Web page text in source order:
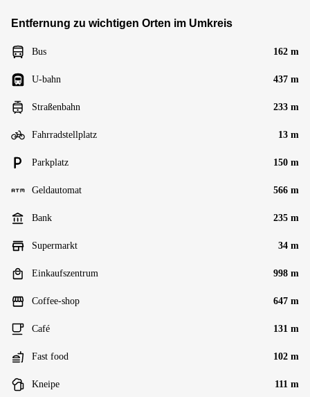
Entfernung zu wichtigen Orten im Umkreis
Bus 162 m
U-bahn 437 m
Straßenbahn 233 m
Fahrradstellplatz 13 m
Parkplatz 150 m
Geldautomat 566 m
Bank 235 m
Supermarkt 34 m
Einkaufszentrum 998 m
Coffee-shop 647 m
Café 131 m
Fast food 102 m
Kneipe 111 m